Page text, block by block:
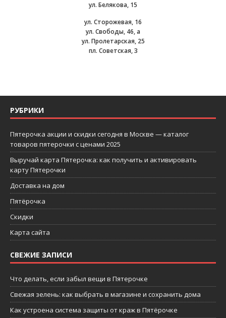
ул. Белякова, 15
ул. Сторожевая, 16
ул. Свободы, 46, а
ул. Пролетарская, 25
пл. Советская, 3
РУБРИКИ
Пятерочка акции и скидки сегодня в Москве — каталог
товаров пятерочки с ценами 2025
Выручай карта Пятерочка: как получить и активировать
карту Пятерочки
Доставка на дом
Пятёрочка
Скидки
Карта сайта
СВЕЖИЕ ЗАПИСИ
Что делать, если забыл вещи в Пятерочке
Свежая зелень: как выбрать в магазине и сохранить дома
Как устроена система защиты от краж в Пятёрочке